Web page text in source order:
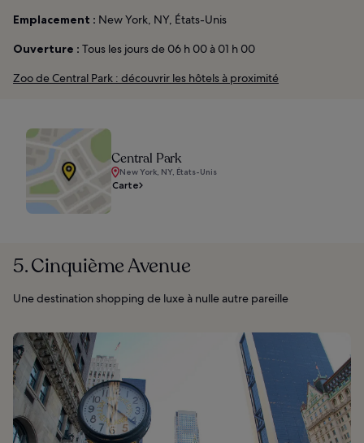
Emplacement : New York, NY, États-Unis
Ouverture : Tous les jours de 06 h 00 à 01 h 00
Zoo de Central Park : découvrir les hôtels à proximité
Central Park
New York, NY, États-Unis
Carte
5. Cinquième Avenue
Une destination shopping de luxe à nulle autre pareille